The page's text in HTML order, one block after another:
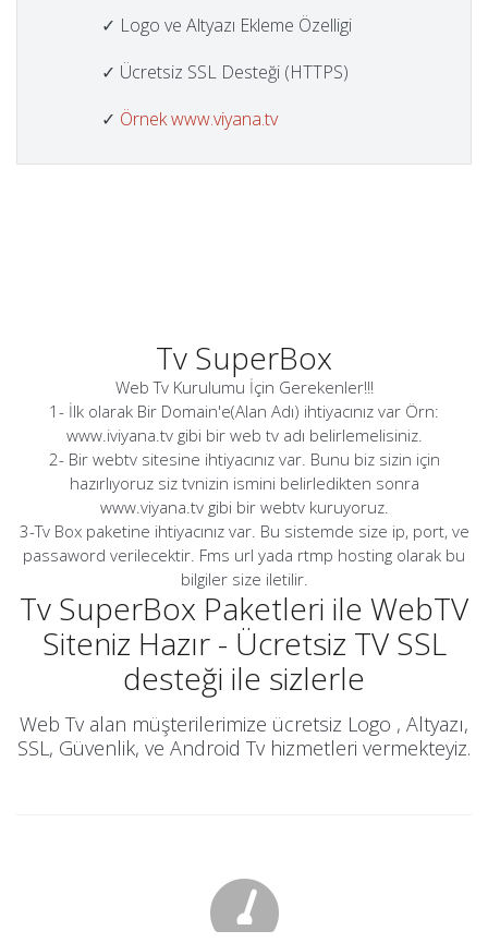
✓ Logo ve Altyazı Ekleme Özelligi
✓ Ücretsiz SSL Desteği (HTTPS)
✓ Örnek www.viyana.tv
Tv SuperBox
Web Tv Kurulumu İçin Gerekenler!!!
1- İlk olarak Bir Domain'e(Alan Adı) ihtiyacınız var Örn:
www.iviyana.tv gibi bir web tv adı belirlemelisiniz.
2- Bir webtv sitesine ihtiyacınız var. Bunu biz sizin için
hazırlıyoruz siz tvnizin ismini belirledikten sonra
www.viyana.tv gibi bir webtv kuruyoruz.
3-Tv Box paketine ihtiyacınız var. Bu sistemde size ip, port, ve
passaword verilecektir. Fms url yada rtmp hosting olarak bu
bilgiler size iletilir.
Tv SuperBox Paketleri ile WebTV
Siteniz Hazır - Ücretsiz TV SSL
desteği ile sizlerle
Web Tv alan müşterilerimize ücretsiz Logo , Altyazı,
SSL, Güvenlik, ve Android Tv hizmetleri vermekteyiz.